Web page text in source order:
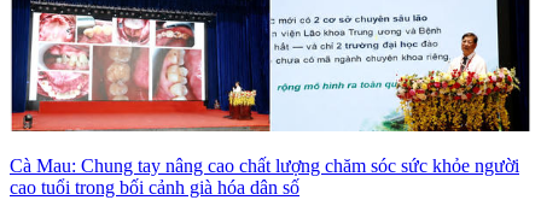
Cà Mau: Chung tay nâng cao chất lượng chăm sóc sức khỏe người
cao tuổi trong bối cảnh già hóa dân số